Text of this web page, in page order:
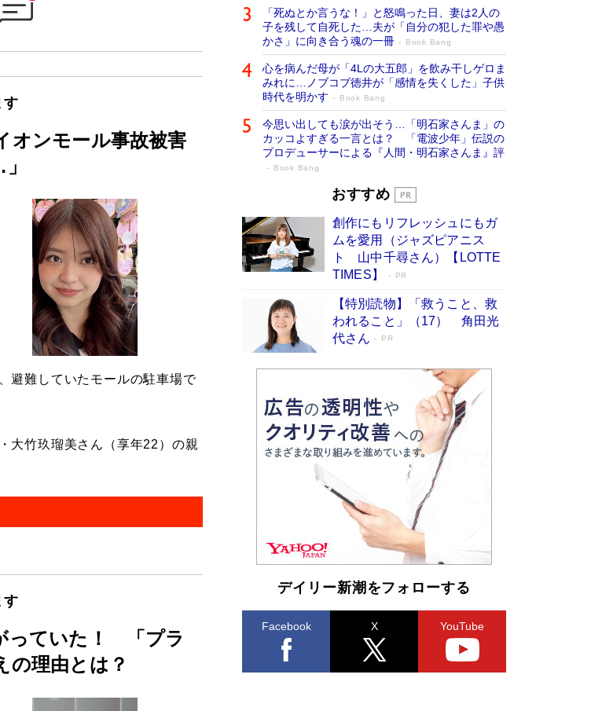
す
オンモール事故被害
避難していたモールの駐車場で
大竹玖瑠美さん（享年22）の親
す
っていた！ 「プラ
理由とは？
「死ぬとか言うな！」と怒鳴った日、妻は2人の
子を残して自死した…夫が「自分の犯した罪や愚
かさ」に向き合う魂の一冊
Book Bang
心を病んだ母が「4Lの大五郎」を飲み干しゲロま
みれに…ノブコブ徳井が「感情を失くした」子供
時代を明かす
Book Bang
今思い出しても涙が出そう…「明石家さんま」の
カッコよすぎる一言とは？ 「電波少年」伝説の
プロデューサーによる『人間・明石家さんま』評
Book Bang
「宇宙兄弟」最終46巻がベストセラー1
物語に幕 特装版には「宇宙で描かれたマ
ンガ」も収録
Book Bang
美輪明宏 晩年の回答を集めた『ほほえんで生き
るための人生相談』がランクイン［エンターテイ
メントベストセラー］
Book Bang
「『火垂るの墓』は、大嘘である」原作者が抱き
続けた“自責の念”とは…「自己憐憫は描きたくな
い」監督が徹底的にこだわったこと（後編） #
戦争の記憶
Book Bang
「叱って伸びるやつは、褒めたらもっと伸びる」
俳優・高嶋政伸が家族に教わった“人を育てるコ
ツ”…芸への考え方を明かす
Book Bang
東野圭吾、伊坂幸太郎の人気シリーズ最新作どち
らも文庫化 映画化された直木賞受賞作もランク
イン［文庫ベストセラー］
Book Bang
おすすめ
創作にもリフレッシュにもガ
ムを愛用（ジャズピアニス
ト 山中千尋さん）【LOTTE
TIMES】
PR
【特別読物】「救うこと、救
われること」（17） 角田光
代さん
PR
デイリー新潮をフォローする
Facebook X YouTube